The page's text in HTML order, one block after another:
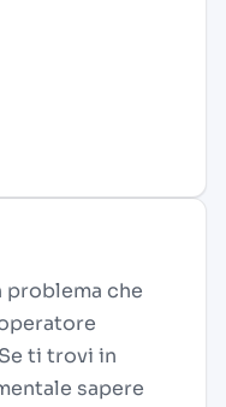
problema che
ti trovi in
sapere